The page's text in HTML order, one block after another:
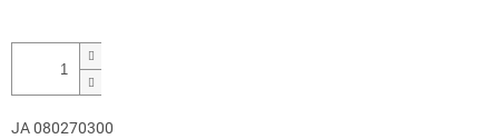
cena:
JA 080270300